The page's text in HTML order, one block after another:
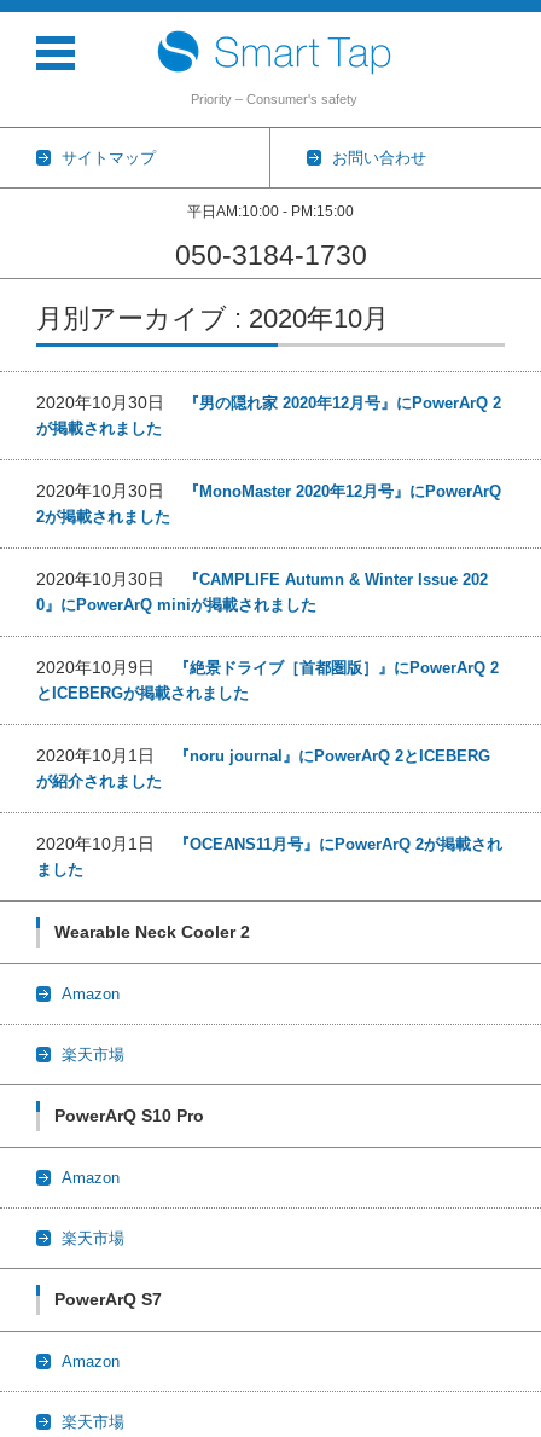
Priority – Consumer's safety
サイトマップ お問い合わせ
平日AM:10:00 - PM:15:00
050-3184-1730
コンテンツに移動
月別アーカイブ : 2020年10月
2020年10月30日
『男の隠れ家 2020年12月号』にPowerArQ 2
が掲載されました
2020年10月30日
『MonoMaster 2020年12月号』にPowerArQ
2が掲載されました
2020年10月30日
『CAMPLIFE Autumn & Winter Issue 202
0』にPowerArQ miniが掲載されました
2020年10月9日
『絶景ドライブ［首都圏版］』にPowerArQ 2
とICEBERGが掲載されました
2020年10月1日
『noru journal』にPowerArQ 2とICEBERG
が紹介されました
2020年10月1日
『OCEANS11月号』にPowerArQ 2が掲載され
ました
Wearable Neck Cooler 2
Amazon
楽天市場
PowerArQ S10 Pro
Amazon
楽天市場
PowerArQ S7
Amazon
楽天市場